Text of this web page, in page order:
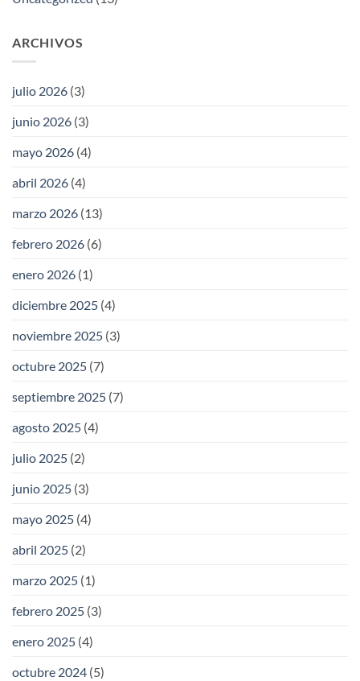
ARCHIVOS
julio 2026 (3)
junio 2026 (3)
mayo 2026 (4)
abril 2026 (4)
marzo 2026 (13)
febrero 2026 (6)
enero 2026 (1)
diciembre 2025 (4)
noviembre 2025 (3)
octubre 2025 (7)
septiembre 2025 (7)
agosto 2025 (4)
julio 2025 (2)
junio 2025 (3)
mayo 2025 (4)
abril 2025 (2)
marzo 2025 (1)
febrero 2025 (3)
enero 2025 (4)
octubre 2024 (5)